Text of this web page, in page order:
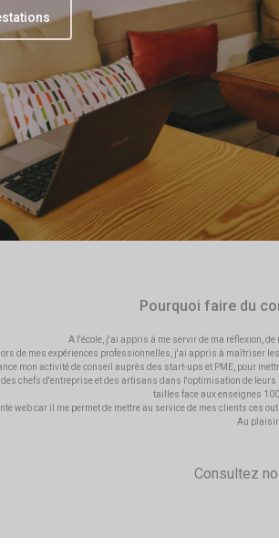
Pourquoi faire du
A l'école, j'ai appris à me servir de ma réflexion,
de mes expériences professionnelles, j'ai appris à maîtriser
mon activité de conseil auprès des start-ups et PME, pour
chefs d'entreprise et des artisans dans l'optimisation de
tailles face aux enseignes
web car il me permet de mettre au service de mes clients ces
Au plaisir
Consultez